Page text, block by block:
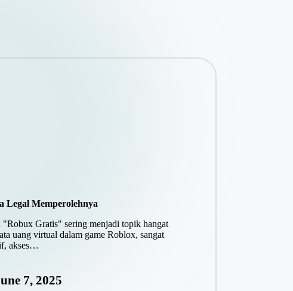
Legal Memperolehnya
Gratis" sering menjadi topik hangat
uang virtual dalam game Roblox, sangat
akses…
7, 2025